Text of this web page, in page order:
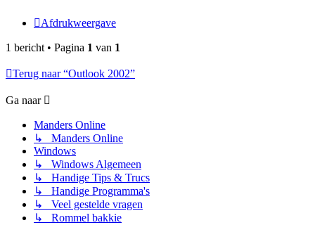
Afdrukweergave
1 bericht • Pagina 1 van 1
Terug naar “Outlook 2002”
Ga naar
Manders Online
↳ Manders Online
Windows
↳ Windows Algemeen
↳ Handige Tips & Trucs
↳ Handige Programma's
↳ Veel gestelde vragen
↳ Rommel bakkie